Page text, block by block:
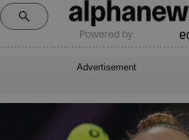
Powered by:
Advertisement